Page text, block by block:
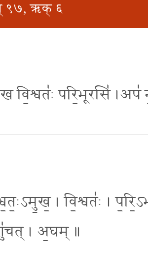
९७, ऋक् ६
वि॒श्वतः॑ परि॒भूरसि॑
। वि॒श्वतः॑ ।
। अ॒घम् ॥